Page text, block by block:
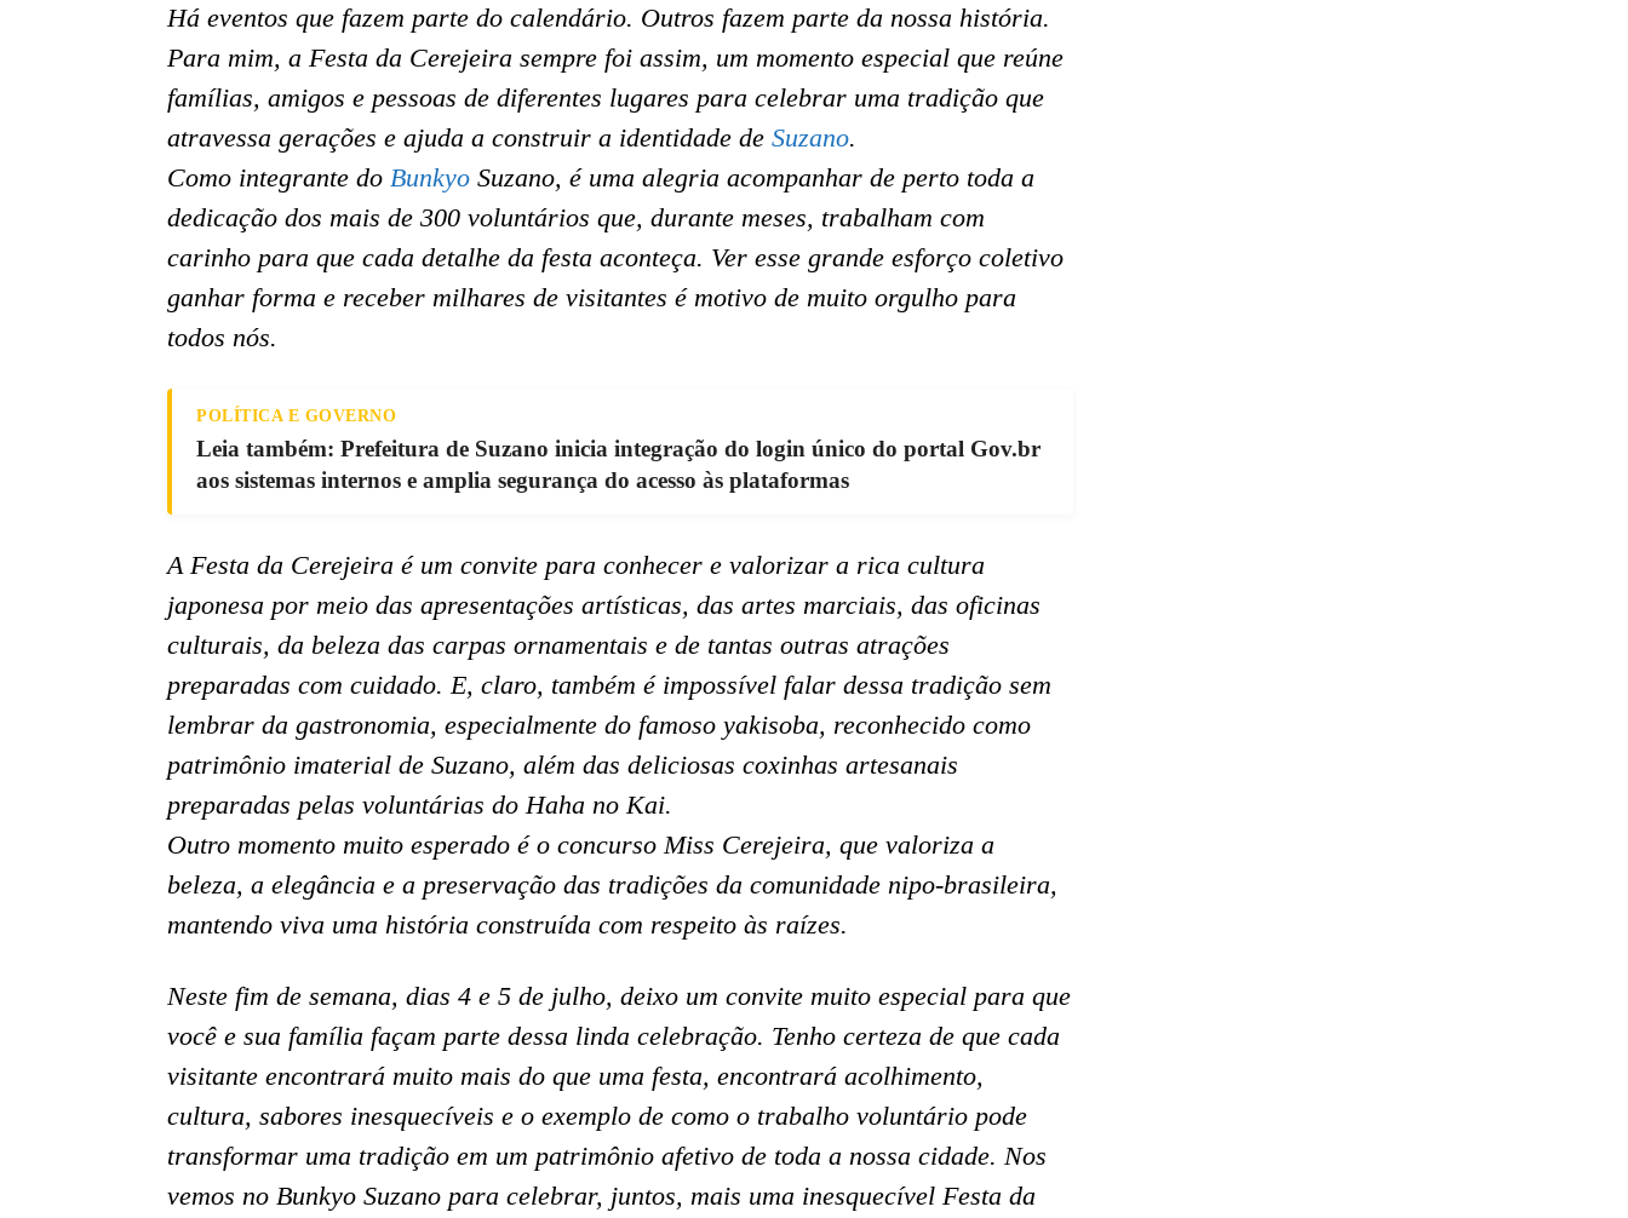
Há eventos que fazem parte do calendário. Outros fazem parte da nossa história.
Para mim, a Festa da Cerejeira sempre foi assim, um momento especial que reúne
famílias, amigos e pessoas de diferentes lugares para celebrar uma tradição que
atravessa gerações e ajuda a construir a identidade de Suzano.
Como integrante do Bunkyo Suzano, é uma alegria acompanhar de perto toda a
dedicação dos mais de 300 voluntários que, durante meses, trabalham com
carinho para que cada detalhe da festa aconteça. Ver esse grande esforço coletivo
ganhar forma e receber milhares de visitantes é motivo de muito orgulho para
todos nós.
POLÍTICA E GOVERNO
Leia também: Prefeitura de Suzano inicia integração do login único do portal Gov.br
aos sistemas internos e amplia segurança do acesso às plataformas
A Festa da Cerejeira é um convite para conhecer e valorizar a rica cultura
japonesa por meio das apresentações artísticas, das artes marciais, das oficinas
culturais, da beleza das carpas ornamentais e de tantas outras atrações
preparadas com cuidado. E, claro, também é impossível falar dessa tradição sem
lembrar da gastronomia, especialmente do famoso yakisoba, reconhecido como
patrimônio imaterial de Suzano, além das deliciosas coxinhas artesanais
preparadas pelas voluntárias do Haha no Kai.
Outro momento muito esperado é o concurso Miss Cerejeira, que valoriza a
beleza, a elegância e a preservação das tradições da comunidade nipo-brasileira,
mantendo viva uma história construída com respeito às raízes.
Neste fim de semana, dias 4 e 5 de julho, deixo um convite muito especial para que
você e sua família façam parte dessa linda celebração. Tenho certeza de que cada
visitante encontrará muito mais do que uma festa, encontrará acolhimento,
cultura, sabores inesquecíveis e o exemplo de como o trabalho voluntário pode
transformar uma tradição em um patrimônio afetivo de toda a nossa cidade. Nos
vemos no Bunkyo Suzano para celebrar, juntos, mais uma inesquecível Festa da